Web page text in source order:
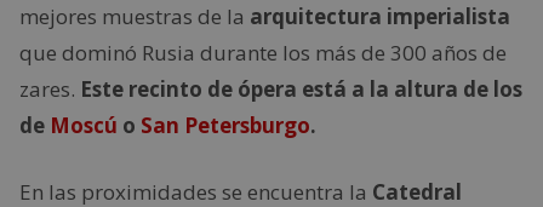
mejores muestras de la arquitectura imperialista
que dominó Rusia durante los más de 300 años de
zares. Este recinto de ópera está a la altura de los
de Moscú o San Petersburgo.
En las proximidades se encuentra la Catedral